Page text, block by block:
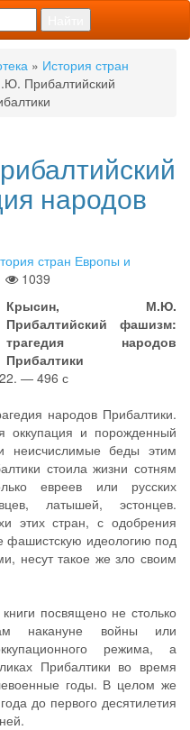
» История стран
Прибалтийский
народов
стран Европы и
1039
Крысин, М.Ю.
Прибалтийский фашизм:
трагедия народов
Прибалтики
— 496 с
народов Прибалтики.
оккупация и порожденный
неисчислимые беды этим
стоила жизни сотням
евреев или русских
латышей, эстонцев.
этих стран, с одобрения
идеологию под
несут такое же зло своим
посвящено не столько
накануне войны или
режима, а
Прибалтики во время
годы. В целом же
до первого десятилетия